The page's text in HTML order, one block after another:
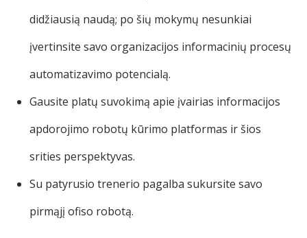
didžiausią naudą; po šių mokymų nesunkiai
įvertinsite savo organizacijos informacinių procesų
automatizavimo potencialą.
Gausite platų suvokimą apie įvairias informacijos
apdorojimo robotų kūrimo platformas ir šios
srities perspektyvas.
Su patyrusio trenerio pagalba sukursite savo
pirmąjį ofiso robotą.